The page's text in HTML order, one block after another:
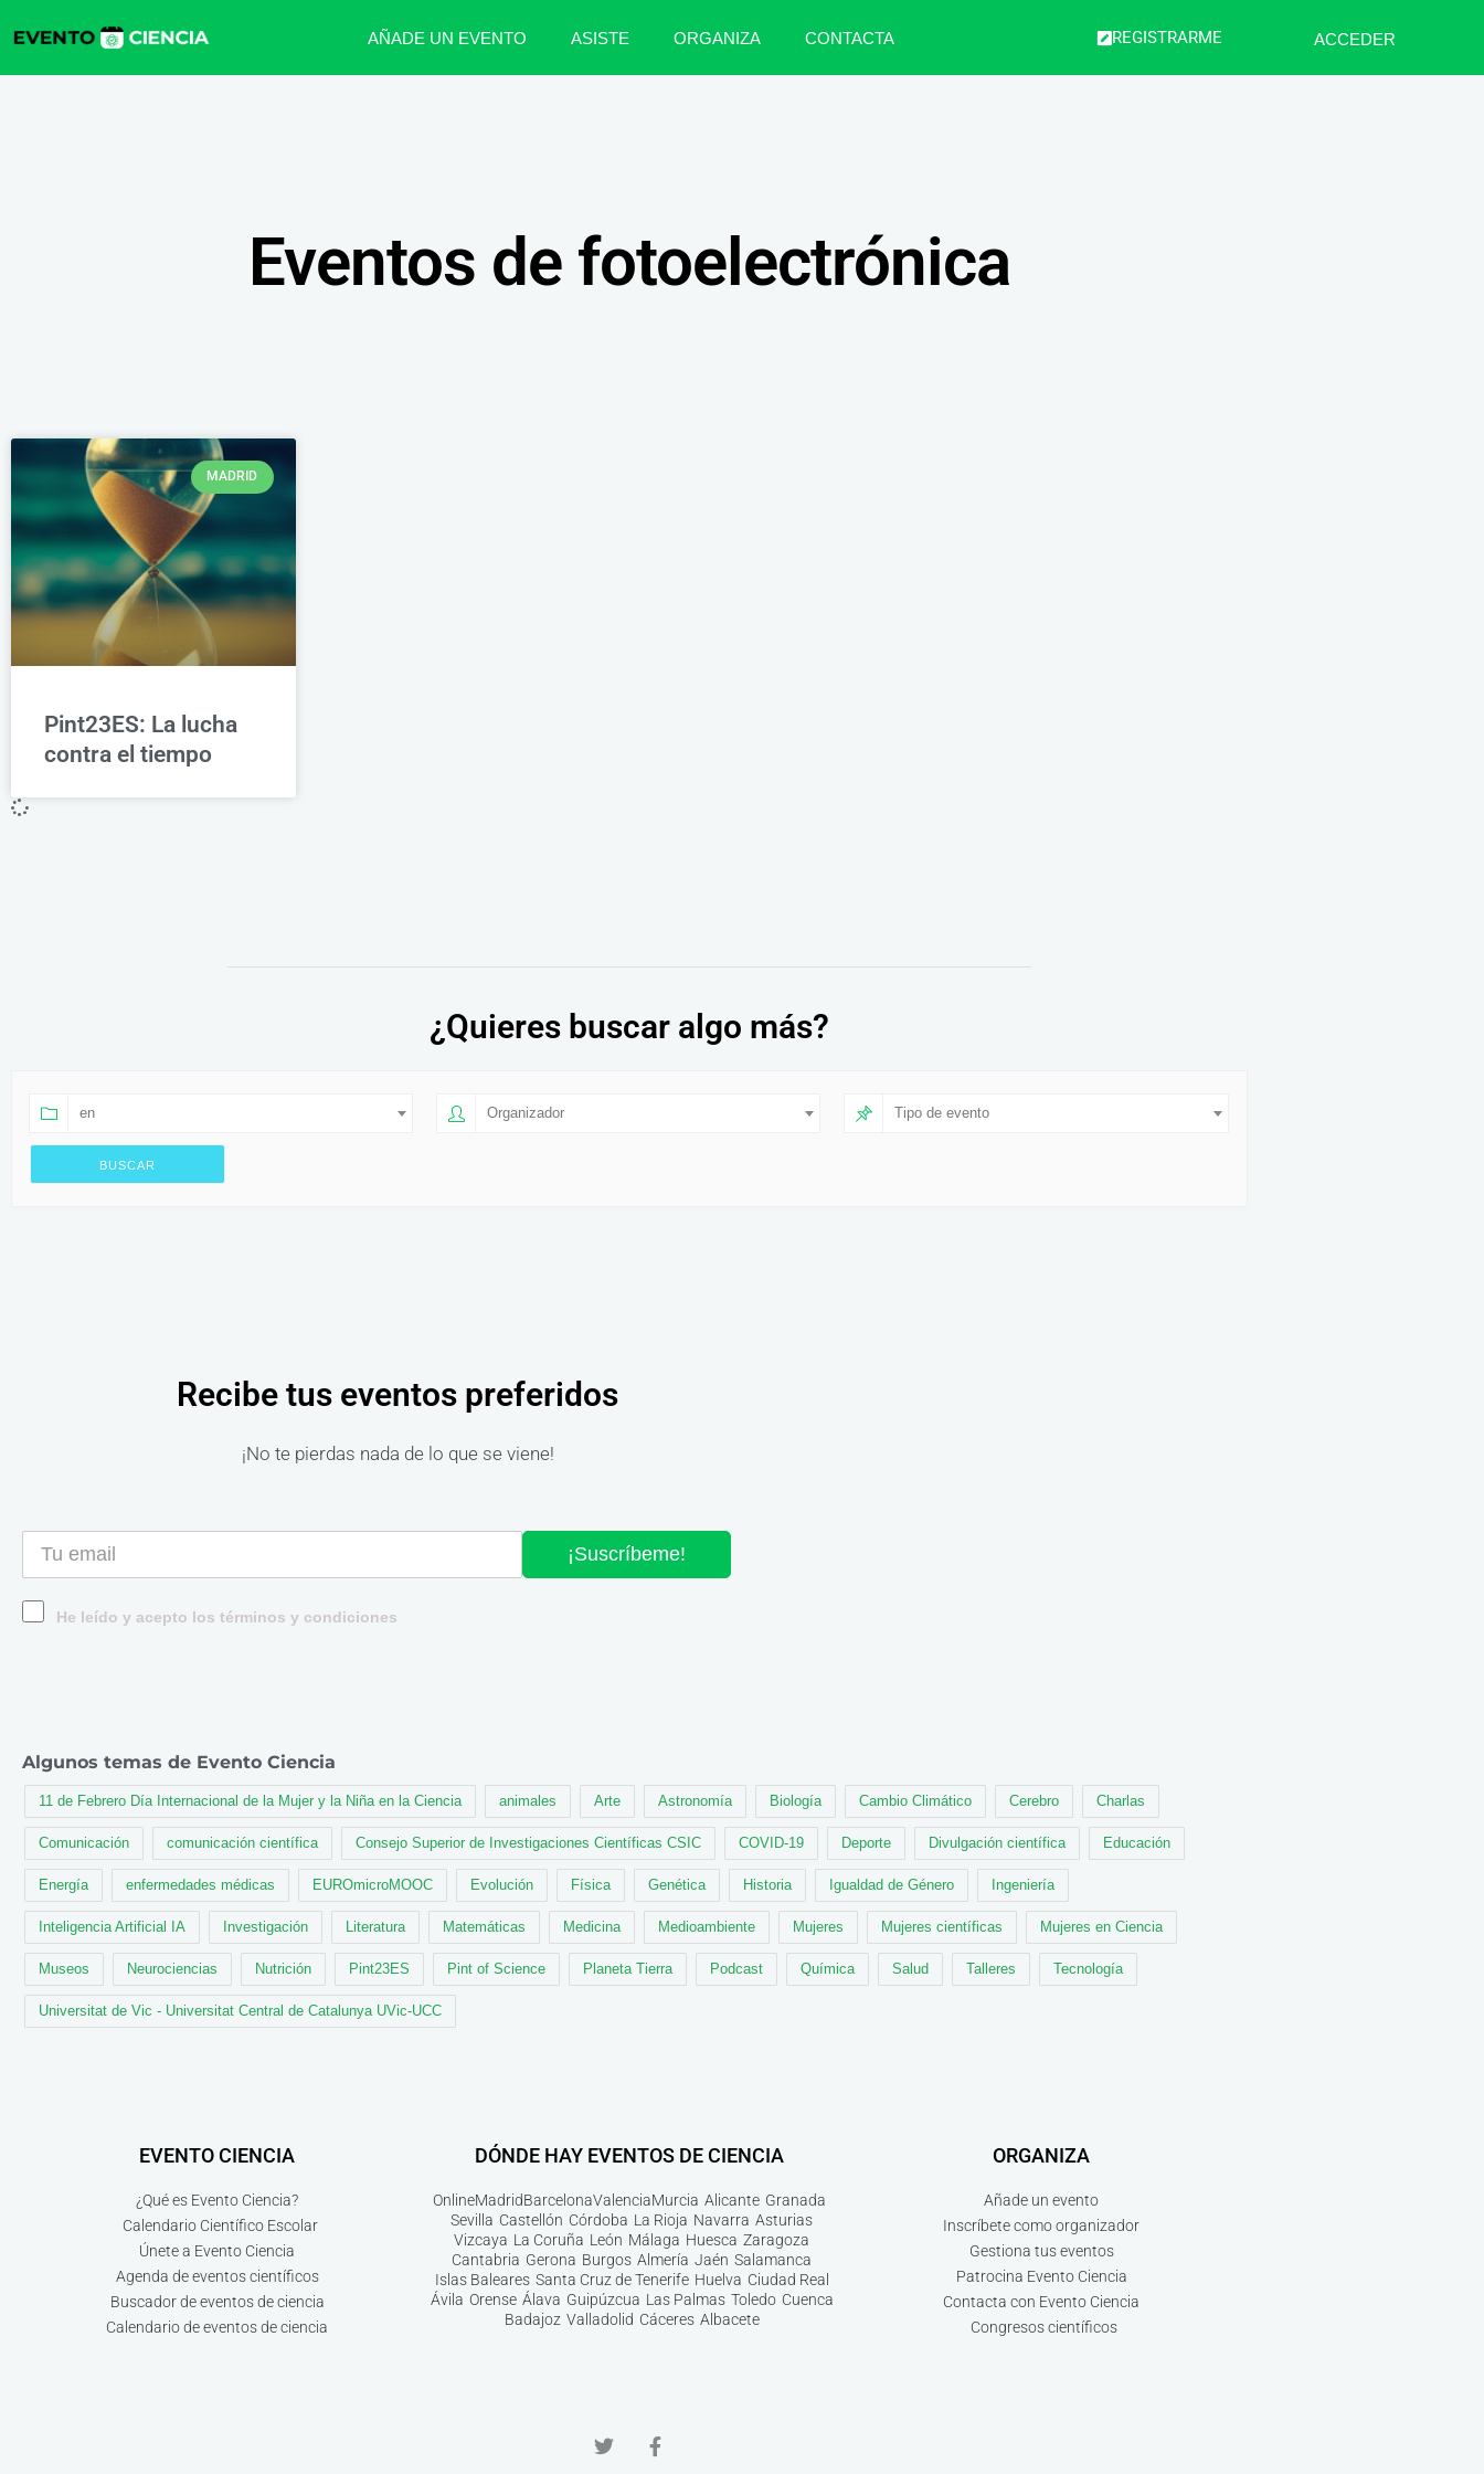
AÑADE UN EVENTO ASISTE ORGANIZA CONTACTA REGISTRARME ACCEDER
Eventos de fotoelectrónica
MADRID
Pint23ES: La lucha
contra el tiempo
¿Quieres buscar algo más?
en Organizador Tipo de evento
Recibe tus eventos preferidos
¡No te pierdas nada de lo que se viene!
¡Suscríbeme!
He leído y acepto los términos y condiciones
Algunos temas de Evento Ciencia
11 de Febrero Día Internacional de la Mujer y la Niña en la Ciencia animales Arte Astronomía Biología Cambio Climático Cerebro Charlas
Comunicación comunicación científica Consejo Superior de Investigaciones Científicas CSIC COVID-19 Deporte Divulgación científica Educación
Energía enfermedades médicas EUROmicroMOOC Evolución Física Genética Historia Igualdad de Género Ingeniería
Inteligencia Artificial IA Investigación Literatura Matemáticas Medicina Medioambiente Mujeres Mujeres científicas Mujeres en Ciencia
Museos Neurociencias Nutrición Pint23ES Pint of Science Planeta Tierra Podcast Química Salud Talleres Tecnología
Universitat de Vic - Universitat Central de Catalunya UVic-UCC
EVENTO CIENCIA
¿Qué es Evento Ciencia?
Calendario Científico Escolar
Únete a Evento Ciencia
Agenda de eventos científicos
Buscador de eventos de ciencia
Calendario de eventos de ciencia
DÓNDE HAY EVENTOS DE CIENCIA
OnlineMadridBarcelonaValenciaMurcia Alicante Granada
Sevilla Castellón Córdoba La Rioja Navarra Asturias
Vizcaya La Coruña León Málaga Huesca Zaragoza
Cantabria Gerona Burgos Almería Jaén Salamanca
Islas Baleares Santa Cruz de Tenerife Huelva Ciudad Real
Ávila Orense Álava Guipúzcua Las Palmas Toledo Cuenca
Badajoz Valladolid Cáceres Albacete
ORGANIZA
Añade un evento
Inscríbete como organizador
Gestiona tus eventos
Patrocina Evento Ciencia
Contacta con Evento Ciencia
Congresos científicos